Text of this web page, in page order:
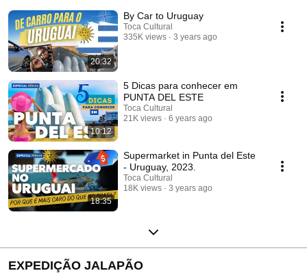
20:32
By Car to Uruguay
Toca Cultural
335K views
3 years ago
10:12
5 Dicas para conhecer em
PUNTA DEL ESTE
Toca Cultural
21K views
6 years ago
18:35
Supermarket in Punta del Este
- Uruguay, 2023.
Toca Cultural
18K views
3 years ago
EXPEDIÇÃO JALAPÃO